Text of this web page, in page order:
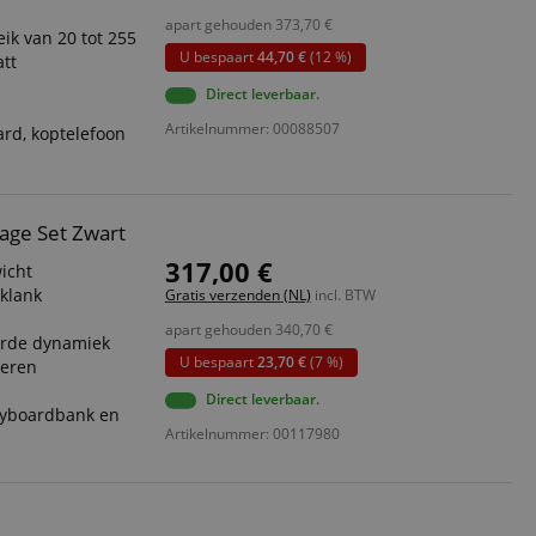
van 20 tot 255
koptelefoon
apart gehouden 373,70 €
U bespaart44,70 €(12 %)
Direct leverbaar.
Artikelnummer: 00088507
Set Zwart
dynamiek
en
317,00 €
Gratis verzenden (NL) incl. BTW
apart gehouden 340,70 €
U bespaart23,70 €(7 %)
Direct leverbaar.
Artikelnummer: 00117980
service om
De
werken.
the website,
a secure
across page
are used by the
so users can
used to facilitate
session by the
across page